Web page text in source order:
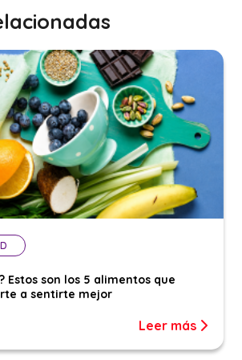
Estos son los 5 alimentos que
a sentirte mejor
Leer más